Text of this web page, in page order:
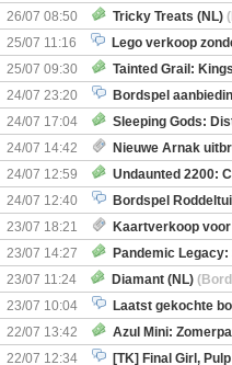
26/07 08:50
Tricky Treats (NL)
25/07 11:16
Lego verkoop
25/07 09:30
Tainted Grail:
Uitbreiding: Wyrd Encounters
24/07 23:20
Bordspel
24/07 17:04
Sleeping Gods:
(Bordspellen)
24/07 14:42
Nieuwe Arnak
Surprise Shipments
24/07 12:59
Undaunted 2200:
(Bordspellen)
24/07 12:40
Bordspel
23/07 18:21
Kaartverkoop
start
23/07 14:27
Pandemic
(Bordspellen)
23/07 11:24 Diamant (NL)
23/07 10:04
Laatst gekochte
22/07 13:42
Azul Mini:
(Bordspellen)
22/07 12:34 [TK] Final Girl,